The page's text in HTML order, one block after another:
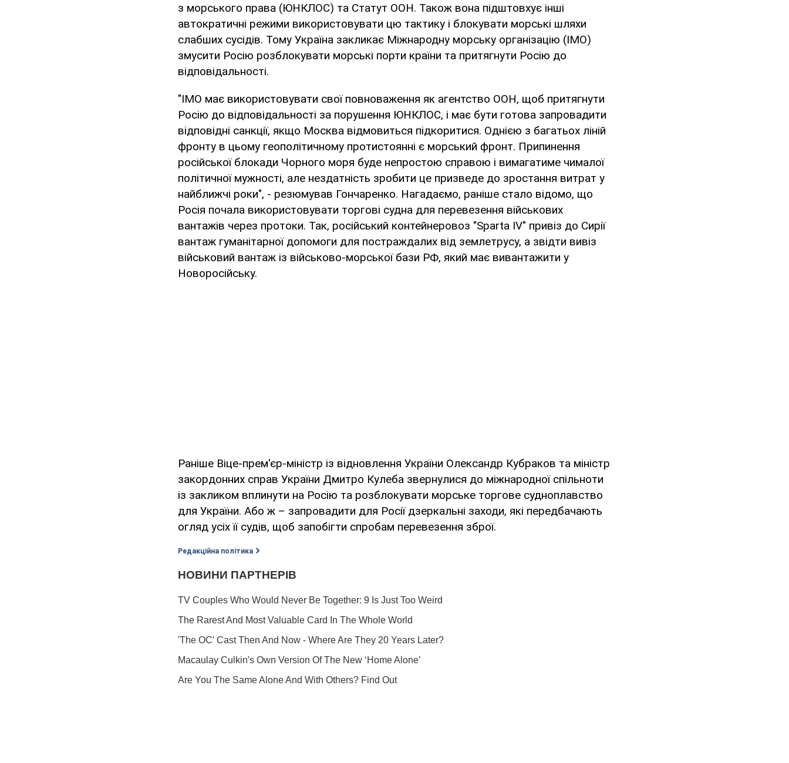
з морського права (ЮНКЛОС) та Статут ООН. Також вона підштовхує інші
автократичні режими використовувати цю тактику і блокувати морські шляхи
слабших сусідів. Тому Україна закликає Міжнародну морську організацію (ІМО)
змусити Росію розблокувати морські порти країни та притягнути Росію до
відповідальності.
"ІМО має використовувати свої повноваження як агентство ООН, щоб притягнути
Росію до відповідальності за порушення ЮНКЛОС, і має бути готова запровадити
відповідні санкції, якщо Москва відмовиться підкоритися. Однією з багатьох ліній
фронту в цьому геополітичному протистоянні є морський фронт. Припинення
російської блокади Чорного моря буде непростою справою і вимагатиме чималої
політичної мужності, але нездатність зробити це призведе до зростання витрат у
найближчі роки", - резюмував Гончаренко. Нагадаємо, раніше стало відомо, що
Росія почала використовувати торгові судна для перевезення військових
вантажів через протоки. Так, російський контейнеровоз "Sparta IV" привіз до Сирії
вантаж гуманітарної допомоги для постраждалих від землетрусу, а звідти вивіз
військовий вантаж із військово-морської бази РФ, який має вивантажити у
Новоросійську.
Раніше Віце-прем'єр-міністр із відновлення України Олександр Кубраков та міністр
закордонних справ України Дмитро Кулеба звернулися до міжнародної спільноти
із закликом вплинути на Росію та розблокувати морське торгове судноплавство
для України. Або ж – запровадити для Росії дзеркальні заходи, які передбачають
огляд усіх її судів, щоб запобігти спробам перевезення зброї.
Редакційна політика